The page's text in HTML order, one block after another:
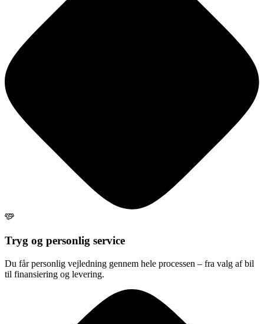
Tryg og personlig service
Du får personlig vejledning gennem hele processen – fra valg af bil
til finansiering og levering.